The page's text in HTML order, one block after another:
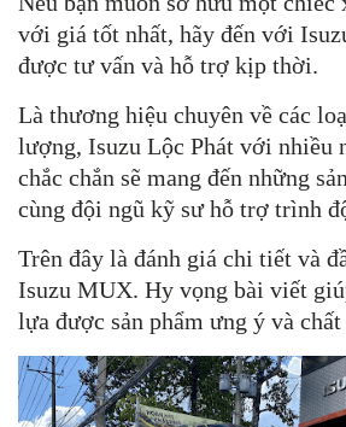
với giá tốt nhất, hãy đến với
được tư vấn và hỗ trợ kịp thời.
Là thương hiệu chuyên về các
lượng, Isuzu Lộc Phát với nhiều
chắc chắn sẽ mang đến những
cùng đội ngũ kỹ sư hỗ trợ trình
Trên đây là đánh giá chi tiết và
Isuzu MUX. Hy vọng bài viết
lựa được sản phẩm ưng ý và